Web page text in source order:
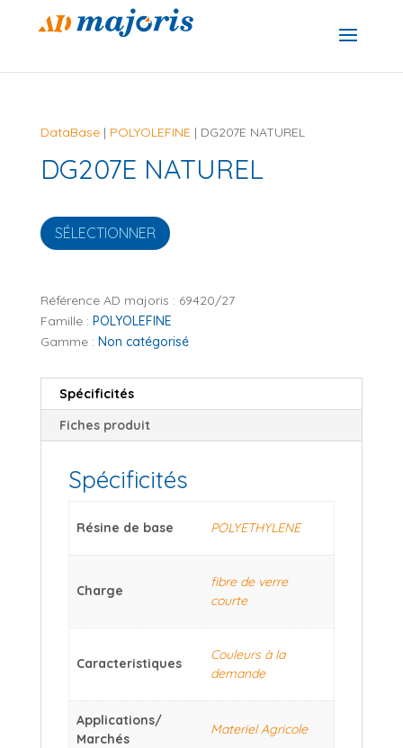
DataBase| POLYOLEFINE | DG207E NATUREL
DG207E NATUREL
SÉLECTIONNER
Référence AD majoris : 69420/27
Famille : POLYOLEFINE
Gamme : Non catégorisé
Spécificités
Fiches produit
Spécificités
Résine de base POLYETHYLENE
Charge
fibre de verre
courte
Caracteristiques
Couleurs à la
demande
Applications/
Marchés
Materiel Agricole